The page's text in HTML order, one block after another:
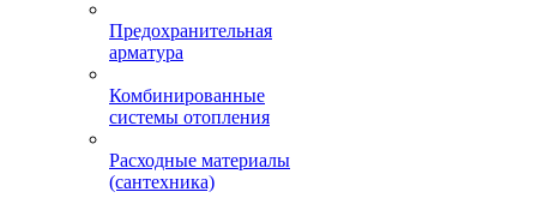
Предохранительная
арматура
Комбинированные
системы отопления
Расходные материалы
(сантехника)